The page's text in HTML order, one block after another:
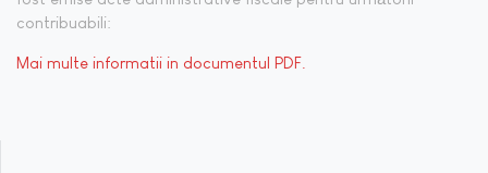
contribuabili:
Mai multe informatii in documentul PDF.